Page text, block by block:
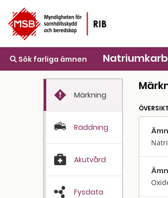
Sök farliga ämnen
Märkning
Räddning
Akutvård
Fysdata
ÖVERSIKT